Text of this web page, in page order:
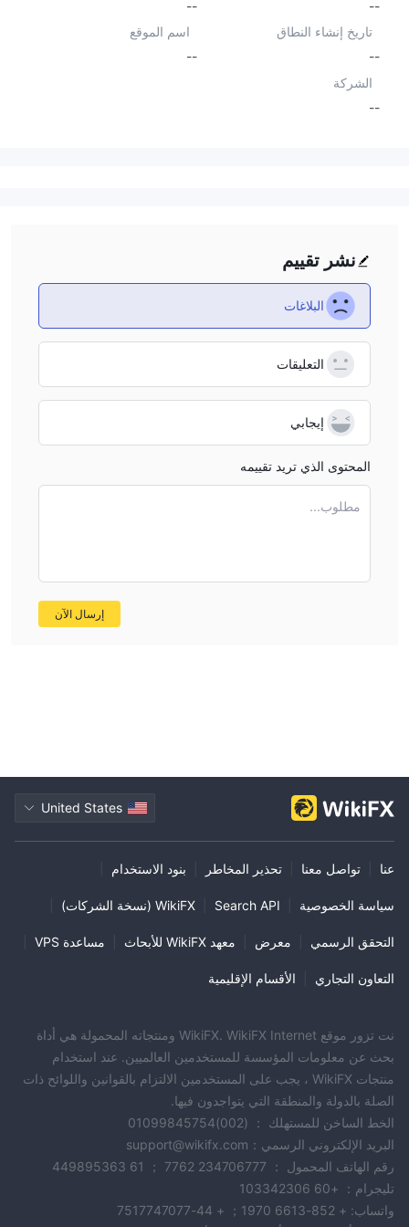
--
--
تاريخ إنشاء النطاق
--
اسم الموقع
--
الشركة
--
نشر تقييم
البلاغات
التعليقات
إيجابي
المحتوى الذي تريد تقييمه
مطلوب...
إرسال الآن
United States
عنا تواصل معنا تحذير المخاطر بنود الاستخدام
سياسة الخصوصية Search API WikiFX (نسخة الشركات)
التحقق الرسمي معرض معهد WikiFX للأبحاث مساعدة VPS
التعاون التجاري الأقسام الإقليمية
نت تزور موقع WikiFX. WikiFX Internet ومنتجاته المحمولة هي أداة
بحث عن معلومات المؤسسة للمستخدمين العالميين. عند استخدام
منتجات WikiFX ، يجب على المستخدمين الالتزام بالقوانين واللوائح ذات
الصلة بالدولة والمنطقة التي يتواجدون فيها.
الخط الساخن للمستهلك ： (002)01099845754
البريد الإلكتروني الرسمي：support@wikifx.com
رقم الهاتف المحمول ： 234706777 7762 ； 61 449895363
تليجرام： +60 103342306
واتساب: + 852-6613 1970； + 44-7517747077